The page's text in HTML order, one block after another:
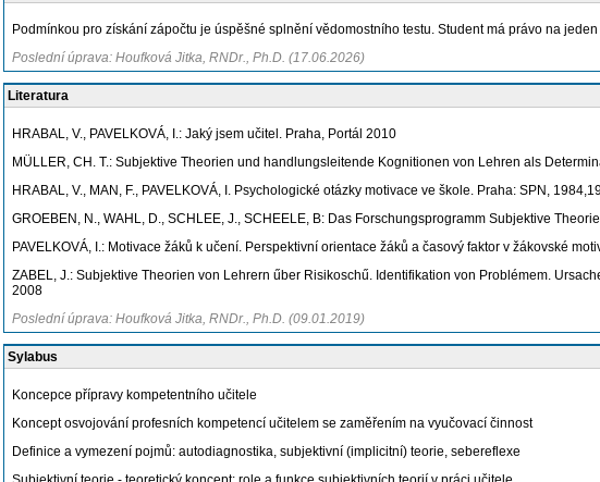
Podmínkou pro získání zápočtu je úspěšné splnění vědomostního testu. Student má právo na
Poslední úprava: Houfková Jitka, RNDr., Ph.D. (17.06.2026)
Literatura
HRABAL, V., PAVELKOVÁ, I.: Jaký jsem učitel. Praha, Portál 2010
MÜLLER, CH. T.: Subjektive Theorien und handlungsleitende Kognitionen von Lehren als
HRABAL, V., MAN, F., PAVELKOVÁ, I. Psychologické otázky motivace ve škole. Praha: SPN,
GROEBEN, N., WAHL, D., SCHLEE, J., SCHEELE, B: Das Forschungsprogramm Subjektive
PAVELKOVÁ, I.: Motivace žáků k učení. Perspektivní orientace žáků a časový faktor v žákovské
ZABEL, J.: Subjektive Theorien von Lehrern űber Risikoschű. Identifikation von Problémem.
2008
Poslední úprava: Houfková Jitka, RNDr., Ph.D. (09.01.2019)
Sylabus
Koncepce přípravy kompetentního učitele
Koncept osvojování profesních kompetencí učitelem se zaměřením na vyučovací činnost
Definice a vymezení pojmů: autodiagnostika, subjektivní (implicitní) teorie, sebereflexe